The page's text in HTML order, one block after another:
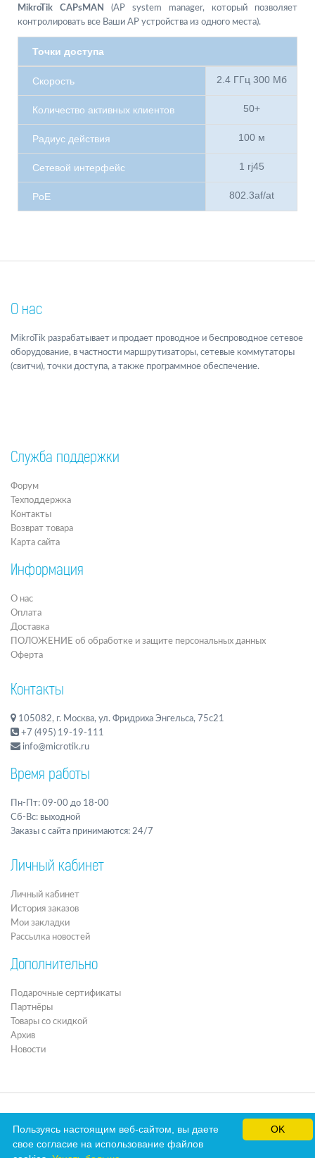
MikroTik CAPsMAN
(AP system manager, который позволяет
контролировать все Ваши AP устройства из одного места).
Точки доступа
Скорость 2.4 ГГц 300 Мб
Количество активных клиентов 50+
Радиус действия 100 м
Сетевой интерфейс 1 rj45
PoE 802.3af/at
О нас
MikroTik разрабатывает и продает проводное и беспроводное сетевое
оборудование, в частности маршрутизаторы, сетевые коммутаторы
(свитчи), точки доступа, а также программное обеспечение.
Служба поддержки
Форум
Техподдержка
Контакты
Возврат товара
Карта сайта
Информация
О нас
Оплата
Доставка
ПОЛОЖЕНИЕ об обработке и защите персональных данных
Оферта
Контакты
105082, г. Москва, ул. Фридриха Энгельса, 75с21
+7 (495) 19-19-111
info@microtik.ru
Время работы
Пн-Пт: 09-00 до 18-00
Сб-Вс: выходной
Заказы с сайта принимаются: 24/7
Личный кабинет
Личный кабинет
История заказов
Мои закладки
Рассылка новостей
Дополнительно
Подарочные сертификаты
Партнёры
Товары со скидкой
Архив
Новости
OK
Пользуясь настоящим веб-сайтом, вы даете
свое согласие на использование файлов